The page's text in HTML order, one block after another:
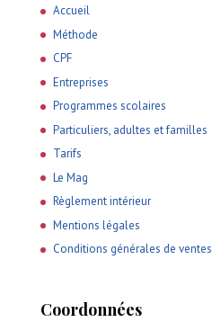
Accueil
Méthode
CPF
Entreprises
Programmes scolaires
Particuliers, adultes et familles
Tarifs
Le Mag
Règlement intérieur
Mentions légales
Conditions générales de ventes
Coordonnées